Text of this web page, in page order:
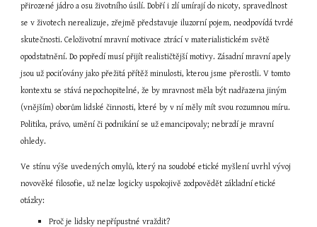
přirozené jádro a osu životního úsilí. Dobří i zlí umírají do nicoty, spravedlnost
se v životech nerealizuje, zřejmě představuje iluzorní pojem, neodpovídá tvrdé
skutečnosti. Celoživotní mravní motivace ztrácí v materialistickém světě
opodstatnění. Do popředí musí přijít realističtější motivy. Zásadní mravní apely
jsou už pociťovány jako přežitá přítěž minulosti, kterou jsme přerostli. V tomto
kontextu se stává nepochopitelné, že by mravnost měla být nadřazena jiným
(vnějším) oborům lidské činnosti, které by v ní měly mít svou rozumnou míru.
Politika, právo, umění či podnikání se už emancipovaly; nebrzdí je mravní
ohledy.
Ve stínu výše uvedených omylů, který na soudobé etické myšlení uvrhl vývoj
novověké filosofie, už nelze logicky uspokojivě zodpovědět základní etické
otázky:
Proč je lidsky nepřípustné vraždit?